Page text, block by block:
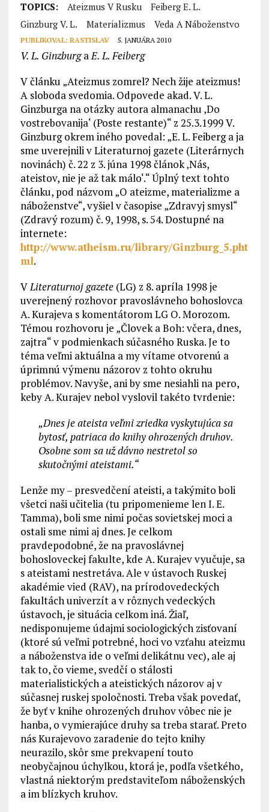
TOPICS: Ateizmus V Rusku
Feiberg E. L.
Ginzburg V. L.
Materializmus Veda A Náboženstvo
PUBLIKOVAL: RASTISLAV 5. JANUÁRA 2010
V. L. GinzburgaE. L. Feiberg
V článku „Ateizmus zomrel? Nech žije ateizmus!
A sloboda svedomia. Odpovede akad. V. L.
Ginzburga na otázky autora almanachu ‚Do
vostrebovanija‘ (Poste restante)“ z 25.3.1999 V.
Ginzburg okrem iného povedal: „E. L. Feiberg a ja
sme uverejnili v Literaturnoj gazete (Literárnych
novinách) č. 22 z 3. júna 1998 článok ‚Nás,
ateistov, nie je až tak málo‘.“ Úplný text tohto
článku, pod názvom „O ateizme, materializme a
náboženstve“, vyšiel v časopise „Zdravyj smysl“
(Zdravý rozum) č. 9, 1998, s. 54. Dostupné na
internete:
http://www.atheism.ru/library/Ginzburg_5.pht
ml.
VLiteraturnoj gazete(LG) z 8. apríla 1998 je
uverejnený rozhovor pravoslávneho bohoslovca
A. Kurajeva s komentátorom LG O. Morozom.
Témou rozhovoru je „Človek a Boh: včera, dnes,
zajtra“ v podmienkach súčasného Ruska. Je to
téma veľmi aktuálna a my vítame otvorenú a
úprimnú výmenu názorov z tohto okruhu
problémov. Navyše, ani by sme nesiahli na pero,
keby A. Kurajev nebol vyslovil takéto tvrdenie:
„Dnes je ateista veľmi zriedka vyskytujúca sa
bytosť, patriaca do knihy ohrozených druhov.
Osobne som sa už dávno nestretol so
skutočnými ateistami.“
Lenže my – presvedčení ateisti, a takýmito boli
všetci naši učitelia (tu pripomenieme len I. E.
Tamma), boli sme nimi počas sovietskej moci a
ostali sme nimi aj dnes. Je celkom
pravdepodobné, že na pravoslávnej
bohosloveckej fakulte, kde A. Kurajev vyučuje, sa
s ateistami nestretáva. Ale v ústavoch Ruskej
akadémie vied (RAV), na prírodovedeckých
fakultách univerzít a v rôznych vedeckých
ústavoch, je situácia celkom iná. Žiaľ,
nedisponujeme údajmi sociologických zisťovaní
(ktoré sú veľmi potrebné, hoci vo vzťahu ateizmu
a náboženstva ide o veľmi delikátnu vec), ale aj
tak to, čo vieme, svedčí o stálosti
materialistických a ateistických názorov aj v
súčasnej ruskej spoločnosti. Treba však povedať,
že byť v knihe ohrozených druhov vôbec nie je
hanba, o vymierajúce druhy sa treba starať. Preto
nás Kurajevovo zaradenie do tejto knihy
neurazilo, skôr sme prekvapení touto
neobyčajnou úchylkou, ktorá je, podľa všetkého,
vlastná niektorým predstaviteľom náboženských
a im blízkych kruhov.